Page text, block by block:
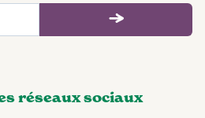
réseaux sociaux